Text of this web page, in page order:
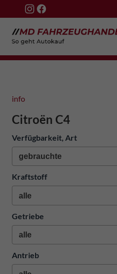
info
Citroën C4
Verfügbarkeit, Art
Kraftstoff
Getriebe
Antrieb